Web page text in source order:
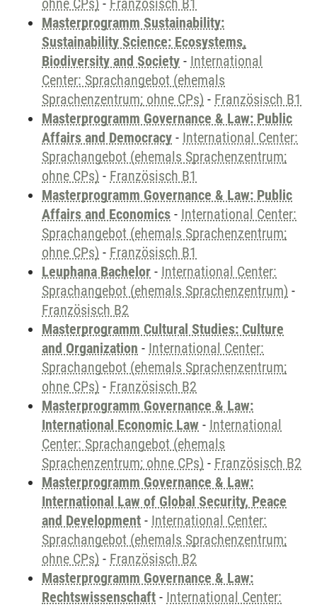
ohne CPs) - Französisch B1
Masterprogramm Sustainability:
Sustainability Science: Ecosystems,
Biodiversity and Society - International
Center: Sprachangebot (ehemals
Sprachenzentrum; ohne CPs) - Französisch B1
Masterprogramm Governance & Law: Public
Affairs and Democracy - International Center:
Sprachangebot (ehemals Sprachenzentrum;
ohne CPs) - Französisch B1
Masterprogramm Governance & Law: Public
Affairs and Economics - International Center:
Sprachangebot (ehemals Sprachenzentrum;
ohne CPs) - Französisch B1
Leuphana Bachelor - International Center:
Sprachangebot (ehemals Sprachenzentrum) -
Französisch B2
Masterprogramm Cultural Studies: Culture
and Organization - International Center:
Sprachangebot (ehemals Sprachenzentrum;
ohne CPs) - Französisch B2
Masterprogramm Governance & Law:
International Economic Law - International
Center: Sprachangebot (ehemals
Sprachenzentrum; ohne CPs) - Französisch B2
Masterprogramm Governance & Law:
International Law of Global Security, Peace
and Development - International Center:
Sprachangebot (ehemals Sprachenzentrum;
ohne CPs) - Französisch B2
Masterprogramm Governance & Law:
Rechtswissenschaft - International Center: